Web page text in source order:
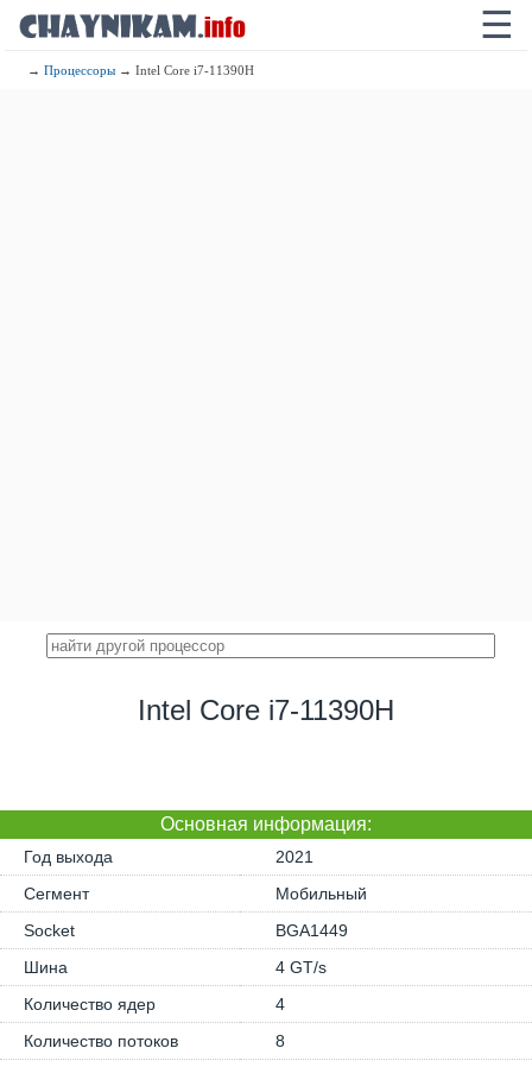
☰
→Процессоры → Intel Core i7-11390H
Intel Core i7-11390H
Основная информация:
Год выхода
2021
Сегмент
Мобильный
Socket
BGA1449
Шина
4 GT/s
Количество ядер
4
Количество потоков
8